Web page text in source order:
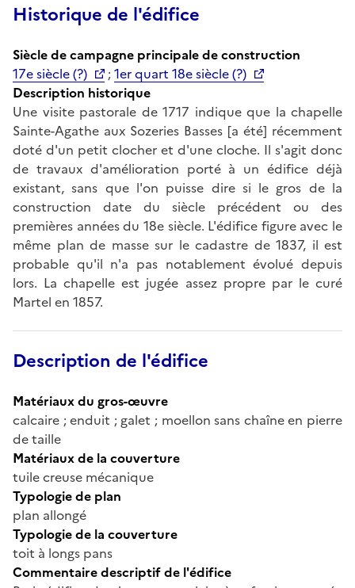
Historique de l'édifice
Siècle de campagne principale de construction
17e siècle (?)
;1er quart 18e siècle (?)
Description historique
Une visite pastorale de 1717 indique que la chapelle
Sainte-Agathe aux Sozeries Basses [a été] récemment
doté d'un petit clocher et d'une cloche. Il s'agit donc
de travaux d'amélioration porté à un édifice déjà
existant, sans que l'on puisse dire si le gros de la
construction date du siècle précédent ou des
premières années du 18e siècle. L'édifice figure avec le
même plan de masse sur le cadastre de 1837, il est
probable qu'il n'a pas notablement évolué depuis
lors. La chapelle est jugée assez propre par le curé
Martel en 1857.
Description de l'édifice
Matériaux du gros-œuvre
calcaire ; enduit ; galet ; moellon sans chaîne en pierre
de taille
Matériaux de la couverture
tuile creuse mécanique
Typologie de plan
plan allongé
Typologie de la couverture
toit à longs pans
Commentaire descriptif de l'édifice